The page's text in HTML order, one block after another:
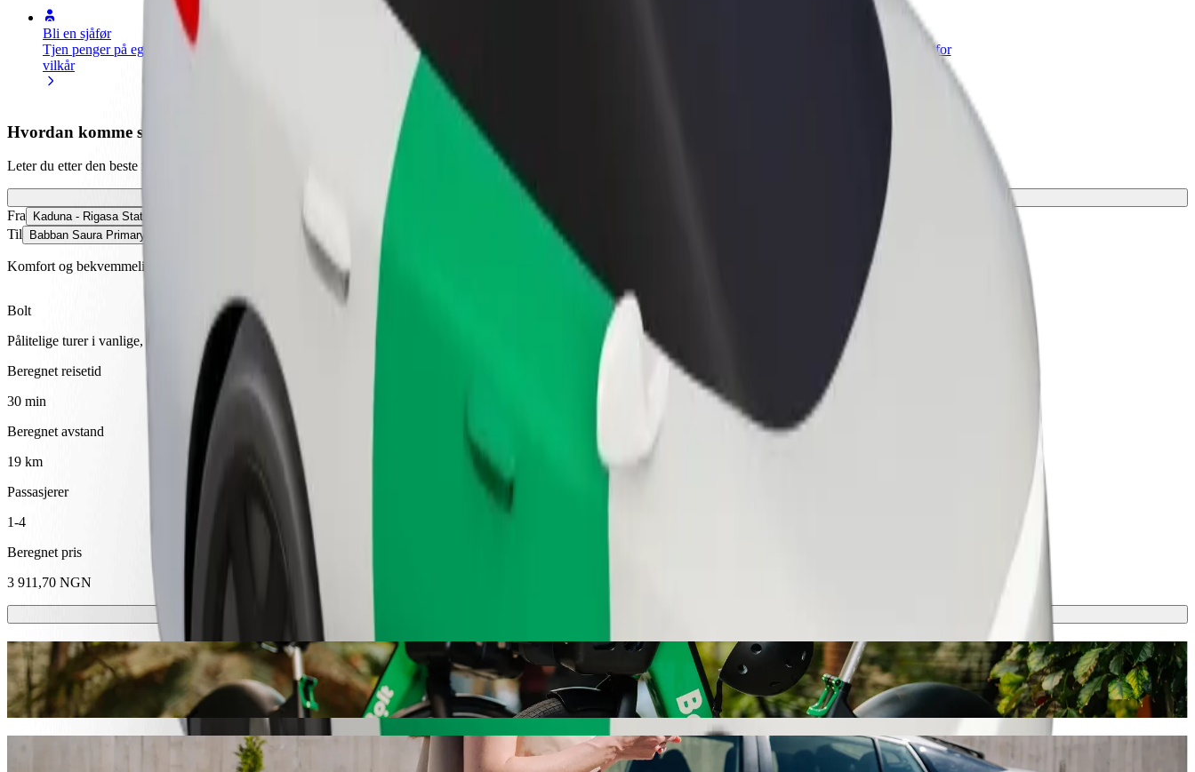
Bli en sjåfør
Tjen penger på egne
vilkår
Bli et leveringsbud
Lever mat og få betalt
Legg til en restaurant eller butikk
Nå ut til flere kunder og øk
Bolt-produkter og tjenester oppskalert for
Hvordan komme seg fra Kaduna - Rigasa Station til Babban Saura Primary Health Center
Leter du etter den beste måten å reise fra Kaduna - Rigasa Station til Babban Saura Primary Health Center? Utforsk tjenestene våre og finn den perfekte turen.
Fra Kaduna - Rigasa Station
Til Babban Saura Primary Health Center
Komfort og bekvemmelighet er bare noen trykk unna!
Bolt
Pålitelige turer i vanlige, mellomstore biler.
Beregnet reisetid
30 min
Beregnet avstand
19 km
Passasjerer
1-4
Beregnet pris
3 911,70 NGN
Sparkesykler eller el-sykler
Kom deg rundt i Kaduna med sparkesykler eller el-sykler
Last ned Bolt-appen
Reis fra Kaduna - Rigasa Station til Babban Saura Primary Health Center med Bolt samkjøring